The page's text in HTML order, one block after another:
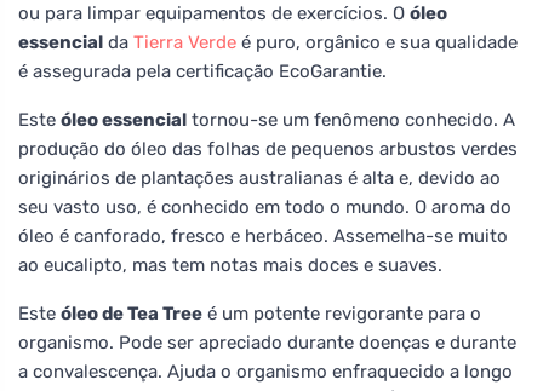
ou para limpar equipamentos de exercícios. O óleo
essencial da Tierra Verde é puro, orgânico e sua qualidade
é assegurada pela certificação EcoGarantie.
Este óleo essencial tornou-se um fenômeno conhecido. A
produção do óleo das folhas de pequenos arbustos verdes
originários de plantações australianas é alta e, devido ao
seu vasto uso, é conhecido em todo o mundo. O aroma do
óleo é canforado, fresco e herbáceo. Assemelha-se muito
ao eucalipto, mas tem notas mais doces e suaves.
Este óleo de Tea Tree é um potente revigorante para o
organismo. Pode ser apreciado durante doenças e durante
a convalescença. Ajuda o organismo enfraquecido a longo